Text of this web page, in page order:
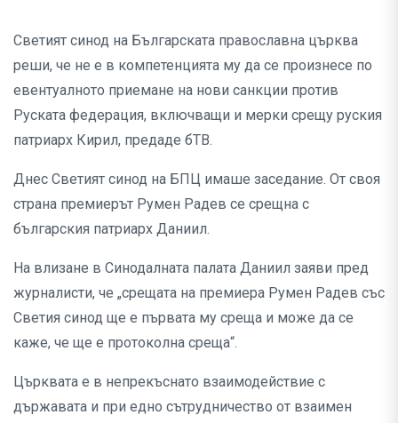
Светият синод на Българската православна църква
реши, че не е в компетенцията му да се произнесе по
евентуалното приемане на нови санкции против
Руската федерация, включващи и мерки срещу руския
патриарх Кирил, предаде бТВ.
Днес Светият синод на БПЦ имаше заседание. От своя
страна премиерът Румен Радев се срещна с
българския патриарх Даниил.
На влизане в Синодалната палата Даниил заяви пред
журналисти, че „срещата на премиера Румен Радев със
Светия синод ще е първата му среща и може да се
каже, че ще е протоколна среща“.
Църквата е в непрекъснато взаимодействие с
държавата и при едно сътрудничество от взаимен